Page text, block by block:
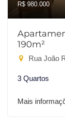
R$ 980.000
190m²
Rua João
3 Quartos
Mais